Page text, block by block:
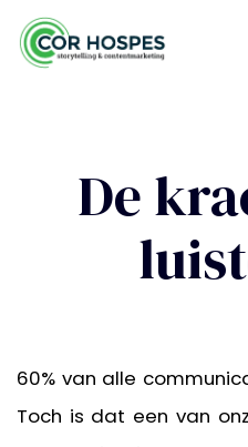
De
60% van alle
Toch is dat een van